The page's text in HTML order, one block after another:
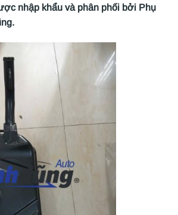
nhập khẩu và phân phối bởi Phụ